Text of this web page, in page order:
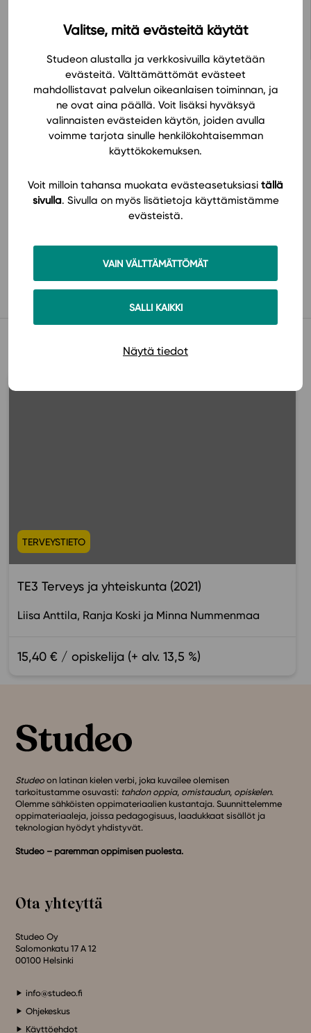
Valitse, mitä evästeitä käytät
Studeon alustalla ja verkkosivuilla käytetään
evästeitä. Välttämättömät evästeet
mahdollistavat palvelun oikeanlaisen toiminnan, ja
ne ovat aina päällä. Voit lisäksi hyväksyä
valinnaisten evästeiden käytön, joiden avulla
voimme tarjota sinulle henkilökohtaisemman
käyttökokemuksen.
Voit milloin tahansa muokata evästeasetuksiasi tällä
sivulla. Sivulla on myös lisätietoja käyttämistämme
evästeistä.
VAIN VÄLTTÄMÄTTÖMÄT
SALLI KAIKKI
Näytä tiedot
Hinnasto
TERVEYSTIETO
TE3 Terveys ja yhteiskunta (2021)
Liisa Anttila Ranja Koski Minna Nummenmaa
15,40 € / opiskelija (+ alv. 13,5 %)
Studeo on latinan kielen verbi, joka kuvailee olemisen
tarkoitustamme osuvasti: tahdon oppia, omistaudun, opiskelen.
Olemme sähköisten oppimateriaalien kustantaja. Suunnittelemme
oppimateriaaleja, joissa pedagogisuus, laadukkaat sisällöt ja
teknologian hyödyt yhdistyvät.
Studeo – paremman oppimisen puolesta.
Ota yhteyttä
Studeo Oy
Salomonkatu 17 A 12
00100 Helsinki
info@studeo.fi
Ohjekeskus
Käyttöehdot